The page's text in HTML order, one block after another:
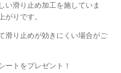
い滑り止め加工を施していま
がりです。
滑り止めが効きにくい場合がご
トをプレゼント！